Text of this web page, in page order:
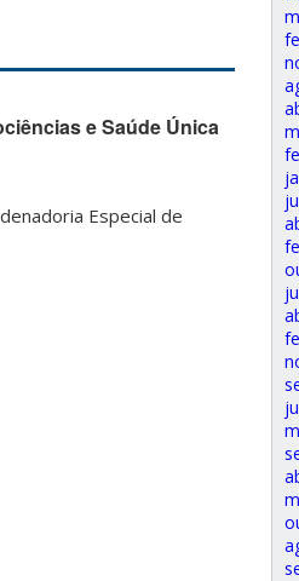
e Saúde Única
Especial de